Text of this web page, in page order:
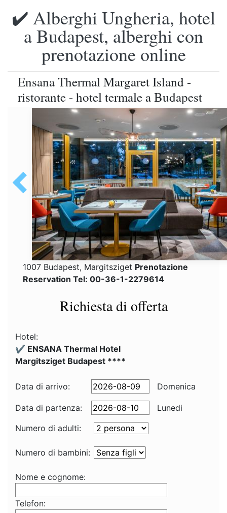
✔️ Alberghi Ungheria, hotel
a Budapest, alberghi con
prenotazione online
Ensana Thermal Margaret Island -
ristorante - hotel termale a Budapest
1007 Budapest, Margitsziget Prenotazione
Reservation Tel: 00-36-1-2279614
Richiesta di offerta
Hotel:
✔️ ENSANA Thermal Hotel
Margitsziget Budapest ****
Data di arrivo: Domenica
Data di partenza:
Lunedi
Numero di adulti:
Numero di bambini:
Nome e cognome:
Telefon: